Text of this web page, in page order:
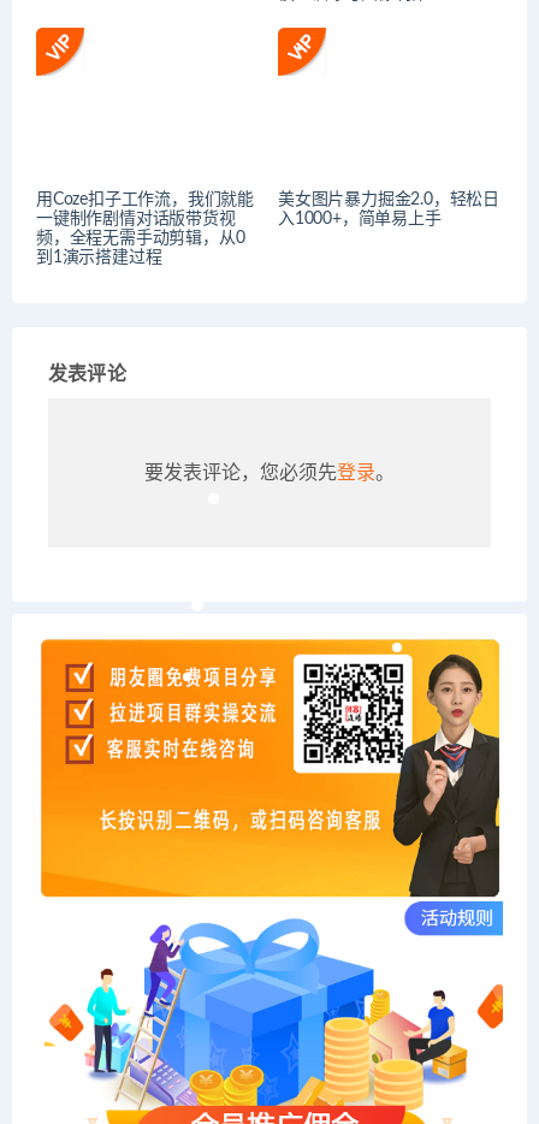
用Coze扣子工作流，我们就能
一键制作剧情对话版带货视
频，全程无需手动剪辑，从0
到1演示搭建过程
美女图片暴力掘金2.0，轻松日
入1000+，简单易上手
发表评论
要发表评论，您必须先登录。